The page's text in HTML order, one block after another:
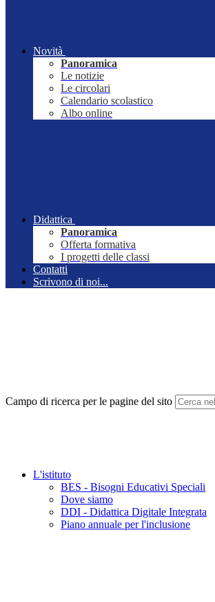
Novità
Panoramica
Le notizie
Le circolari
Calendario scolastico
Albo online
Didattica
Panoramica
Offerta formativa
I progetti delle classi
Contatti
Scrivono di noi...
Campo di ricerca per le pagine del sito
L'istituto
BES - Bisogni Educativi Speciali
Dove siamo
DDI - Didattica Digitale Integrata
Piano annuale per l'inclusione